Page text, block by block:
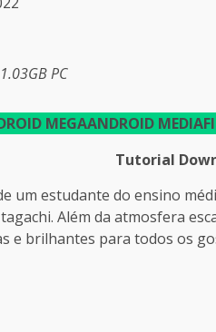
PC
MEGAANDROID
Tutorial
um estudante do ensino
Além da atmosfera
e brilhantes para todos os